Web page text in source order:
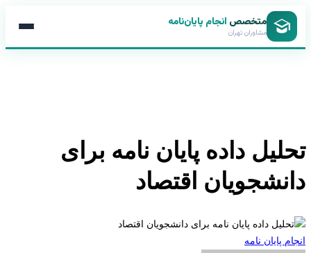
متخصصانجام پایان‌نامه
مشاوران تهران
داده پایان نامه برای
اقتصاد
پایان نامه